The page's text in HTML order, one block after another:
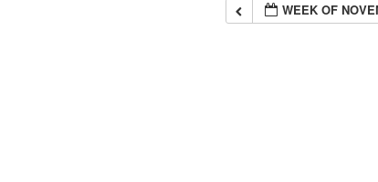
WEEK OF